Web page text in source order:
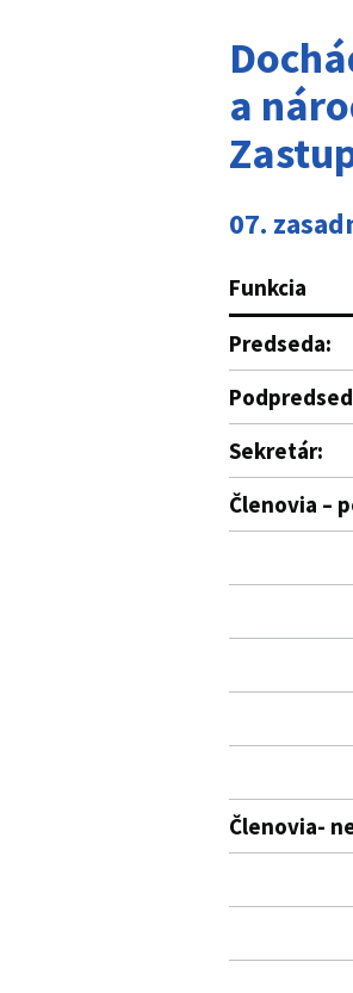
a
07.
Funkcia
Predseda:
Sekretár:
Členovia –
Členovia-